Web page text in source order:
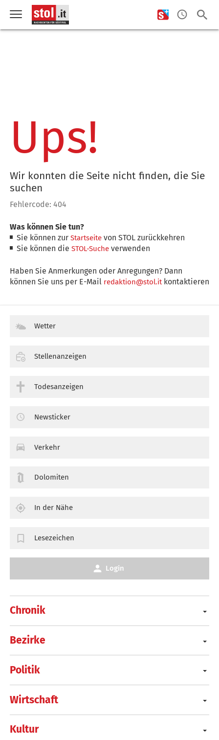
Ups!
Wir konnten die Seite nicht finden, die Sie
suchen
Fehlercode: 404
Was können Sie tun?
Sie können zurStartseite von STOL zurückkehren
Sie können dieSTOL-Suche verwenden
Haben Sie Anmerkungen oder Anregungen? Dann
können Sie uns per E-Mail redaktion@stol.itkontaktieren
Chronik
Bezirke
Politik
Wirtschaft
Kultur
Wetter
Stellenanzeigen
Todesanzeigen
Newsticker
Verkehr
Dolomiten
In der Nähe
Lesezeichen
Login